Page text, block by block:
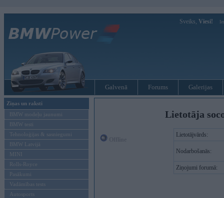
Sveiks, Viesi!
Galvenā Forums Galerijas
Ziņas un raksti
BMW modeļu jaunumi
BMW testi
Tehnoloģijas & sasniegumi
BMW Latvijā
MINI
Rolls-Royce
Pasākumi
Vadāmības tests
Autosports
Lietotāja
Lietotājvārds:
Nodarbošanās:
Ziņojumi forumā: